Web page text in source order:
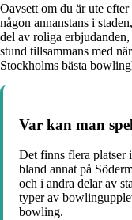
Oavsett om du är ute
någon annanstans i
del av roliga
stund tillsammans med
Stockholms bästa
Var kan man
Det finns flera platser
bland annat på
och i andra delar av
typer av
bowling.